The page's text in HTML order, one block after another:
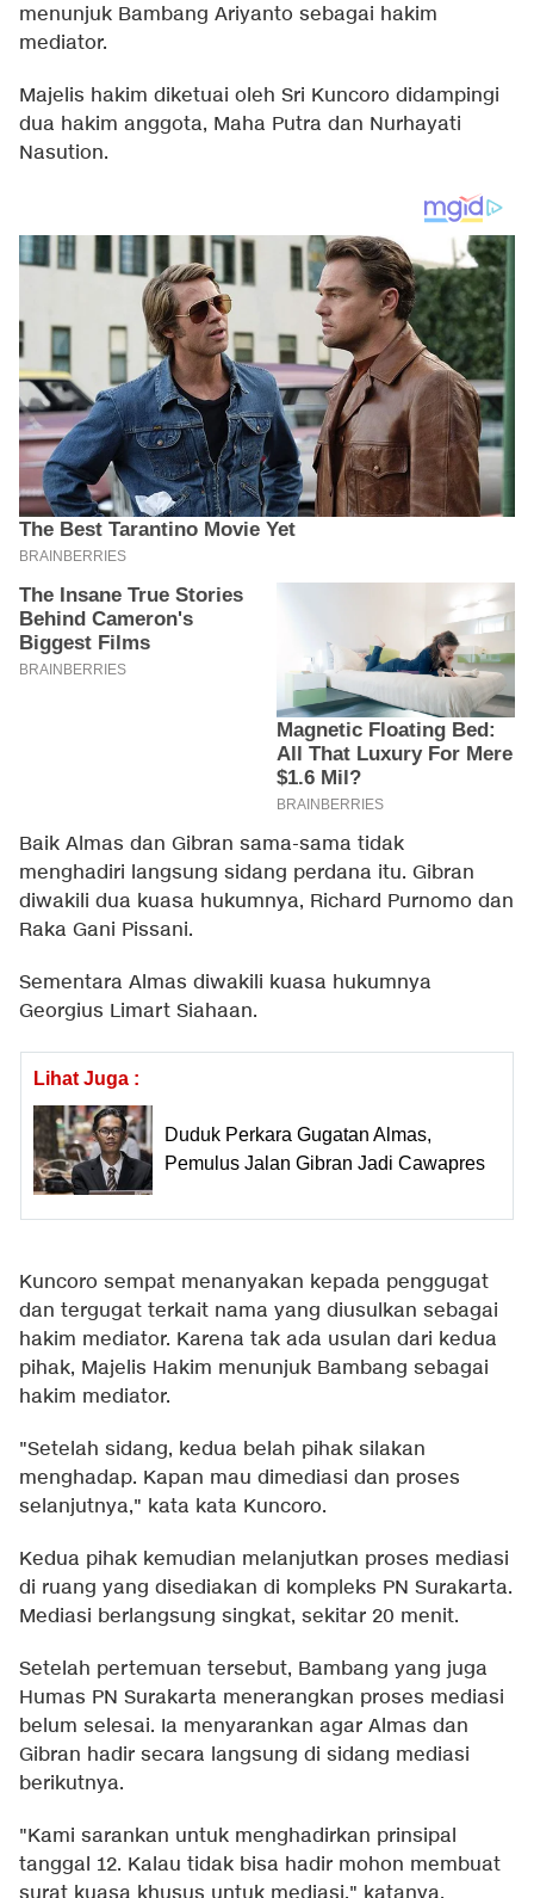
menunjuk Bambang Ariyanto sebagai hakim
mediator.
Majelis hakim diketuai oleh Sri Kuncoro didampingi
dua hakim anggota, Maha Putra dan Nurhayati
Nasution.
Baik Almas dan Gibran sama-sama tidak
menghadiri langsung sidang perdana itu. Gibran
diwakili dua kuasa hukumnya, Richard Purnomo dan
Raka Gani Pissani.
Sementara Almas diwakili kuasa hukumnya
Georgius Limart Siahaan.
Lihat Juga :
Duduk Perkara Gugatan Almas,
Pemulus Jalan Gibran Jadi Cawapres
Kuncoro sempat menanyakan kepada penggugat
dan tergugat terkait nama yang diusulkan sebagai
hakim mediator. Karena tak ada usulan dari kedua
pihak, Majelis Hakim menunjuk Bambang sebagai
hakim mediator.
"Setelah sidang, kedua belah pihak silakan
menghadap. Kapan mau dimediasi dan proses
selanjutnya," kata kata Kuncoro.
Kedua pihak kemudian melanjutkan proses mediasi
di ruang yang disediakan di kompleks PN Surakarta.
Mediasi berlangsung singkat, sekitar 20 menit.
Setelah pertemuan tersebut, Bambang yang juga
Humas PN Surakarta menerangkan proses mediasi
belum selesai. Ia menyarankan agar Almas dan
Gibran hadir secara langsung di sidang mediasi
berikutnya.
"Kami sarankan untuk menghadirkan prinsipal
tanggal 12. Kalau tidak bisa hadir mohon membuat